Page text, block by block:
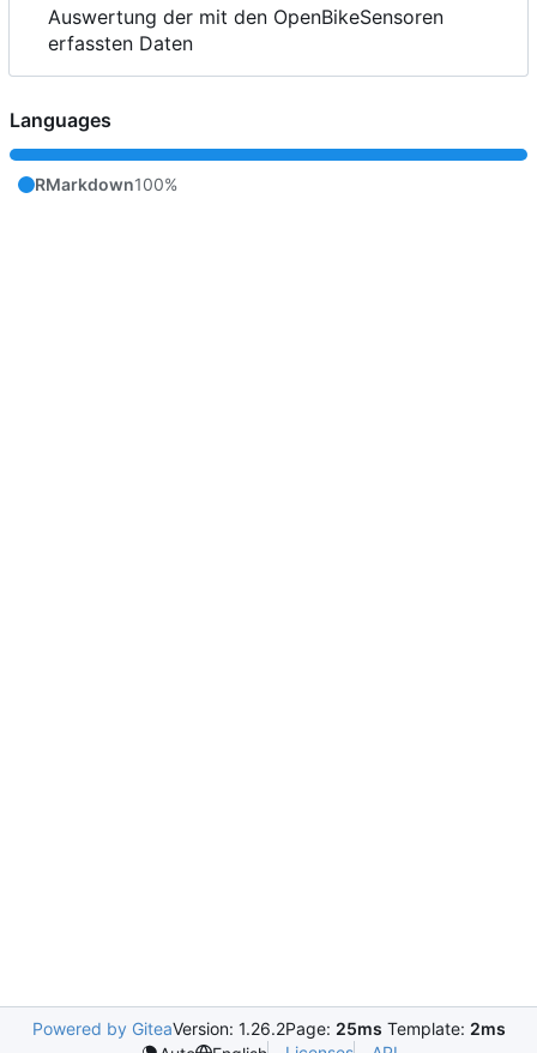
Auswertung der mit den OpenBikeSensoren
erfassten Daten
Languages
RMarkdown100%
Powered by GiteaVersion: 1.26.2Page: 25ms Template: 2ms